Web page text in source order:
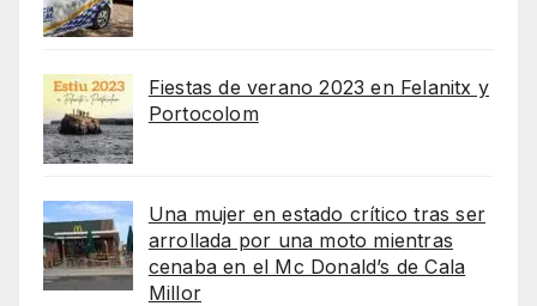
Fiestas de verano 2023 en Felanitx y
Portocolom
Una mujer en estado crítico tras ser
arrollada por una moto mientras
cenaba en el Mc Donald’s de Cala
Millor